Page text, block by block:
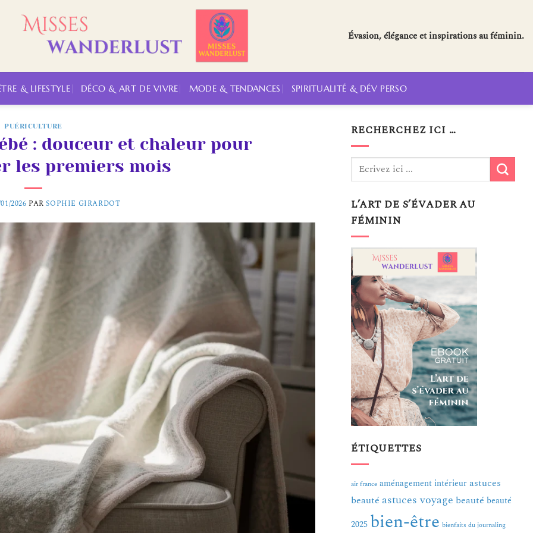
Évasion, élégance et inspirations au féminin.
& LIFESTYLE DÉCO & ART DE VIVRE MODE & TENDANCES SPIRITUALITÉ & DÉV PERSO
PUÉRICULTURE
: douceur et chaleur pour
les premiers mois
2026 PARSOPHIE GIRARDOT
RECHERCHEZ ICI …
L’ART DE S’ÉVADER AU
FÉMININ
ÉTIQUETTES
air france aménagement intérieurastuces
beauté astuces voyage beauté beauté
2025 bien-être bienfaits du journaling